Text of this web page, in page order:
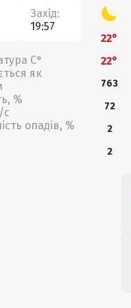
Захід:
19:57
С°
як
%
с
опадів, %
22°
22°
763
72
2
2